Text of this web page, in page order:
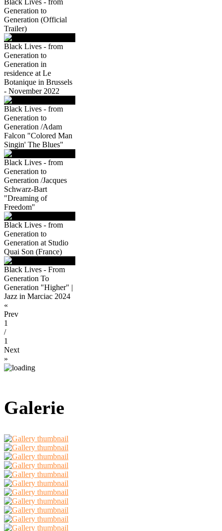
Generation to
Generation (Official
Trailer)
Black Lives - from
Generation to
Generation in
residence at Le
Botanique in Brussels
- November 2022
Black Lives - from
Generation to
Generation /Adam
Falcon "Colored Man
Singin' The Blues"
Black Lives - from
Generation to
Generation /Jacques
Schwarz-Bart
"Dreaming of
Freedom"
Black Lives - from
Generation to
Generation at Studio
Quai Son (France)
Black Lives - From
Generation To
Generation "Higher" |
Jazz in Marciac 2024
«
Prev
1
/
1
Next
»
Galerie